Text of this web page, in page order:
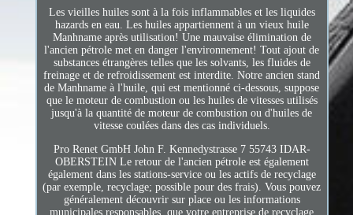
Les vieilles huiles sont à la fois inflammables et les liquides
hazards en eau. Les huiles appartiennent à un vieux huile
Manhname après utilisation! Une mauvaise élimination de
l'ancien pétrole met en danger l'environnement! Tout ajout de
substances étrangères telles que les solvants, les fluides de
freinage et de refroidissement est interdite. Notre ancien stand
de Manhname à l'huile, qui est mentionné ci-dessous, suppose
que le moteur de combustion ou les huiles de vitesses utilisés
jusqu'à la quantité de moteur de combustion ou d'huiles de
vitesse coulées dans des cas individuels.
Pro Renet GmbH John F. Kennedystrasse 7 55743 IDAR-
OBERSTEIN Le retour de l'ancien pétrole est également
également dans les stations-service ou les actifs de recyclage
(par exemple, recyclage; possible pour des frais). Vous pouvez
généralement découvrir sur place ou les informations
municipales responsables, que votre entreprise de recyclage